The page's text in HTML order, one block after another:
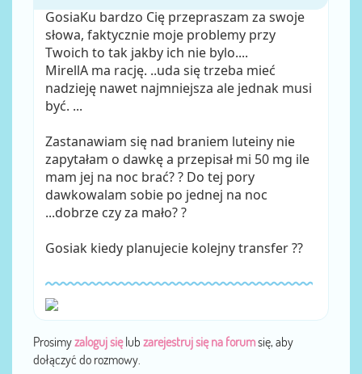
GosiaKu bardzo Cię przepraszam za swoje
słowa, faktycznie moje problemy przy
Twoich to tak jakby ich nie bylo....
MirellA ma rację. ..uda się trzeba mieć
nadzieję nawet najmniejsza ale jednak musi
być. ...
Zastanawiam się nad braniem luteiny nie
zapytałam o dawkę a przepisał mi 50 mg ile
mam jej na noc brać? ? Do tej pory
dawkowalam sobie po jednej na noc
...dobrze czy za mało? ?
Gosiak kiedy planujecie kolejny transfer ??
Prosimyzaloguj sięlub zarejestruj się na forumsię, aby
dołączyć do rozmowy.